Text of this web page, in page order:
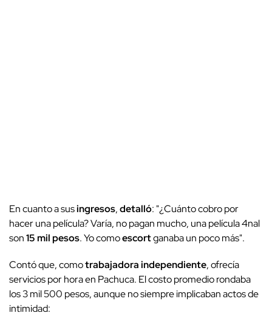
En cuanto a susingresos,detalló: "¿Cuánto cobro por
hacer una película? Varía, no pagan mucho, una película 4nal
son15 mil pesos. Yo comoescortganaba un poco más".
Contó que, comotrabajadora independiente, ofrecía
servicios por hora en Pachuca. El costo promedio rondaba
los 3 mil 500 pesos, aunque no siempre implicaban actos de
intimidad: